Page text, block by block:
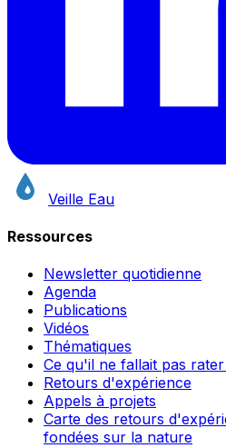
Veille Eau
Ressources
Newsletter quotidienne
Agenda
Publications
Vidéos
Thématiques
Ce qu'il ne fallait pas
Retours d'expérience
Appels à projets
Carte des retours
fondées sur la nature